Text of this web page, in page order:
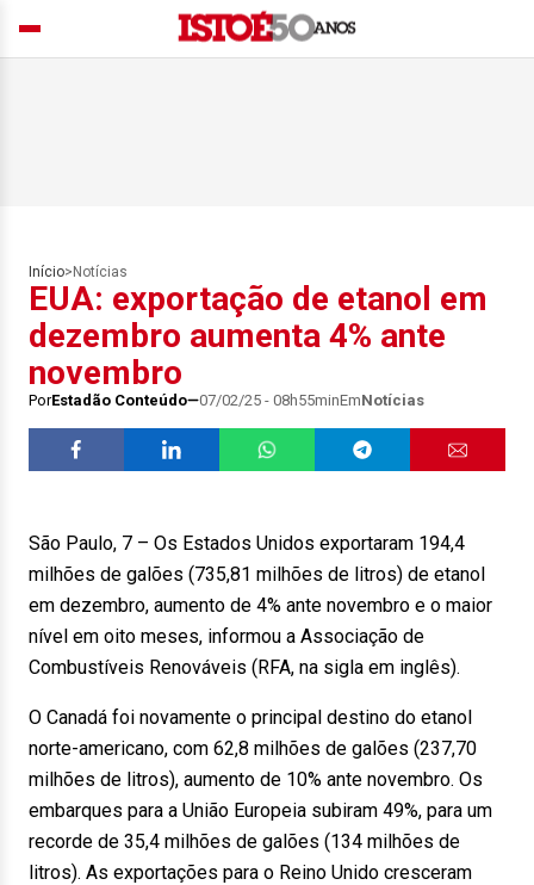
Início> Notícias
EUA: exportação de etanol em
dezembro aumenta 4% ante
novembro
PorEstadão Conteúdo 07/02/25 - 08h55minEmNotícias
São Paulo, 7 – Os Estados Unidos exportaram 194,4
milhões de galões (735,81 milhões de litros) de etanol
em dezembro, aumento de 4% ante novembro e o maior
nível em oito meses, informou a Associação de
Combustíveis Renováveis (RFA, na sigla em inglês).
O Canadá foi novamente o principal destino do etanol
norte-americano, com 62,8 milhões de galões (237,70
milhões de litros), aumento de 10% ante novembro. Os
embarques para a União Europeia subiram 49%, para um
recorde de 35,4 milhões de galões (134 milhões de
litros). As exportações para o Reino Unido cresceram